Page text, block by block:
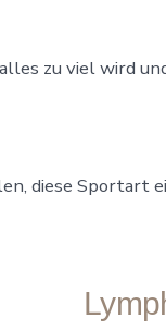
zu viel wird
diese Sportart